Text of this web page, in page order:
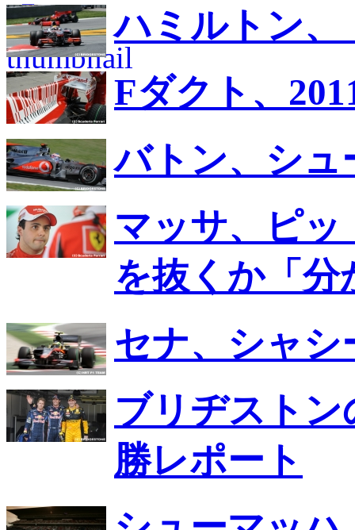
ハミルトン、
Fダクト、
バトン、シュ
マッサ、ピ
を抜くか「分
セナ、シャシ
ブリヂストン
勝レポート